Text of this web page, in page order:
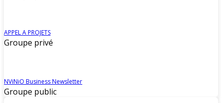
APPEL A PROJETS
Groupe privé
NViNiO Business Newsletter
Groupe public